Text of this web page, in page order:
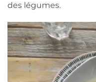
des légumes.